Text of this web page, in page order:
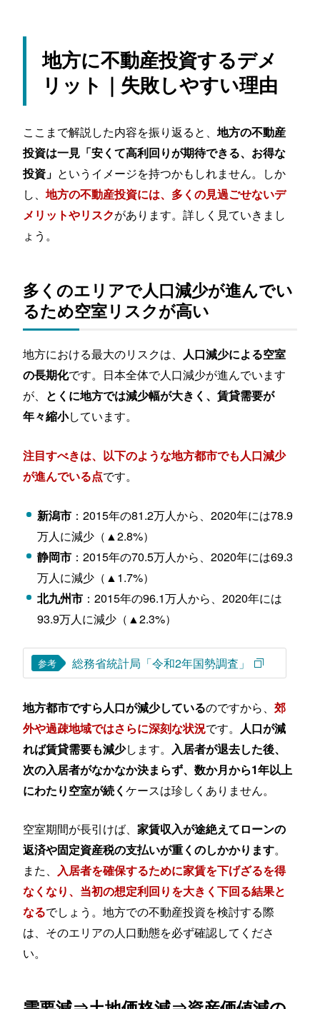
地方に不動産投資するデメ
リット｜失敗しやすい理由
ここまで解説した内容を振り返ると、地方の不動産
投資は一見「安くて高利回りが期待できる、お得な
投資」 というイメージを持つかもしれません。しか
し、地方の不動産投資には、多くの見過ごせないデ
メリットやリスクがあります。詳しく見ていきまし
ょう。
多くのエリアで人口減少が進んでい
るため空室リスクが高い
地方における最大のリスクは、 人口減少による空室
の長期化です。日本全体で人口減少が進んでいます
が、 とくに地方では減少幅が大きく、賃貸需要が
年々縮小しています。
注目すべきは、以下のような地方都市でも人口減少
が進んでいる点です。
新潟市：2015年の81.2万人から、2020年には78.9
万人に減少（▲2.8%）
静岡市：2015年の70.5万人から、2020年には69.3
万人に減少（▲1.7%）
北九州市：2015年の96.1万人から、2020年には
93.9万人に減少（▲2.3%）
参考 総務省統計局「令和2年国勢調査」
地方都市ですら人口が減少しているのですから、郊
外や過疎地域ではさらに深刻な状況です。 人口が減
れば賃貸需要も減少します。 入居者が退去した後、
次の入居者がなかなか決まらず、数か月から1年以上
にわたり空室が続くケースは珍しくありません。
空室期間が長引けば、家賃収入が途絶えてローンの
返済や固定資産税の支払いが重くのしかかります。
また、 入居者を確保するために家賃を下げざるを得
なくなり、当初の想定利回りを大きく下回る結果と
なるでしょう。地方での不動産投資を検討する際
は、そのエリアの人口動態を必ず確認してくださ
い。